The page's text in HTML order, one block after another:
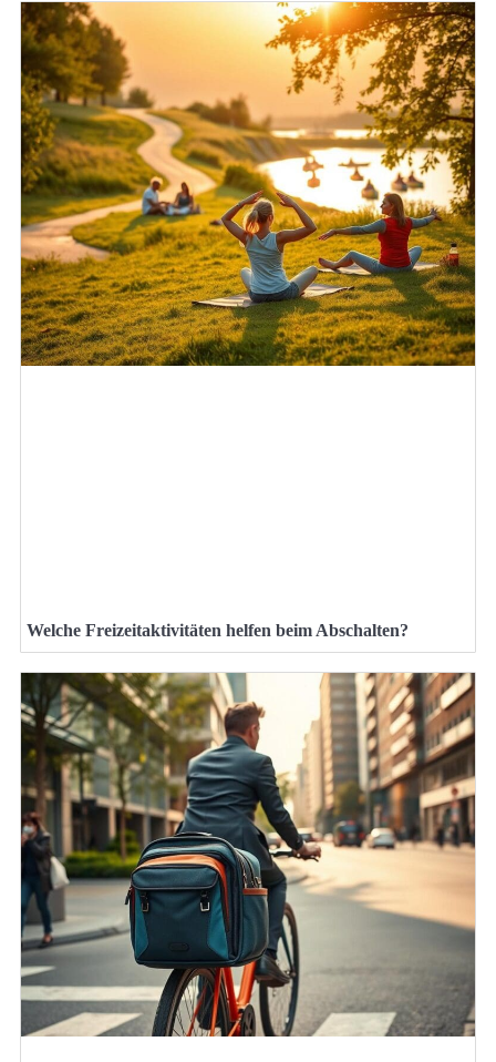
Welche Freizeitaktivitäten helfen beim Abschalten?